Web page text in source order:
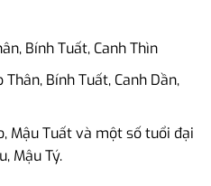
Bính Tuất, Canh Thìn
Thân, Bính Tuất, Canh Dần,
Mậu Tuất và một số tuổi đại
Mậu Tý.